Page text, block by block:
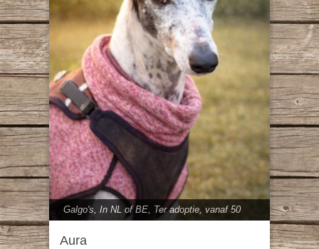
Galgo's, In NL of BE, Ter adoptie, vanaf 50
Aura